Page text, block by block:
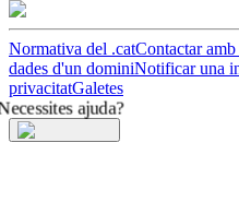
Normativa del .catContactar
dades d'un dominiNotificar una
privacitatGaletes
Necessites ajuda?